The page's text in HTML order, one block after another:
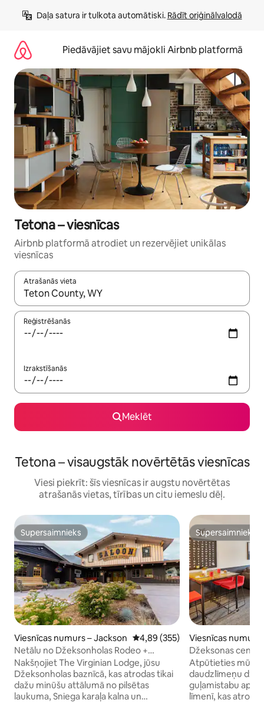
saturu
Daļa satura ir tulkota automātiski. Rādīt oriģinālvalodā
Piedāvājiet savu mājokli Airbnb platformā
Tetona – viesnīcas
Airbnb platformā atrodiet un rezervējiet unikālas
viesnīcas
Atrašanās vieta
Kad rezultāti kļūs pieejami, izmantojiet bultiņu uz augšu un
Reģistrēšanās
Izrakstīšanās
Meklēt
Tetona – visaugstāk novērtētās viesnīcas
Viesi piekrīt: šīs viesnīcas ir augstu novērtētas
atrašanās vietas, tīrības un citu iemeslu dēļ.
Supersaimnieks
Supersaimnieks
Viesnīcas numurs – Jackson Vidējais vērtējums: 4,89 no 5,
4,89 (355)
Netālu no Džeksonholas Rodeo +
baseina. Ēdināšana. Ugunskura vietas.
Nakšņojiet The Virginian Lodge, jūsu
Džeksonholas baznīcā, kas atrodas tikai
dažu minūšu attālumā no pilsētas
laukuma, Sniega karaļa kalna un
Supersaimnieks
Supersaimnieks
Viesnīcas numurs
Džeksonas
apartamentiem
Atpūtieties mūsu
daudzlīmeņu
guļamistabu
līmenī, kas